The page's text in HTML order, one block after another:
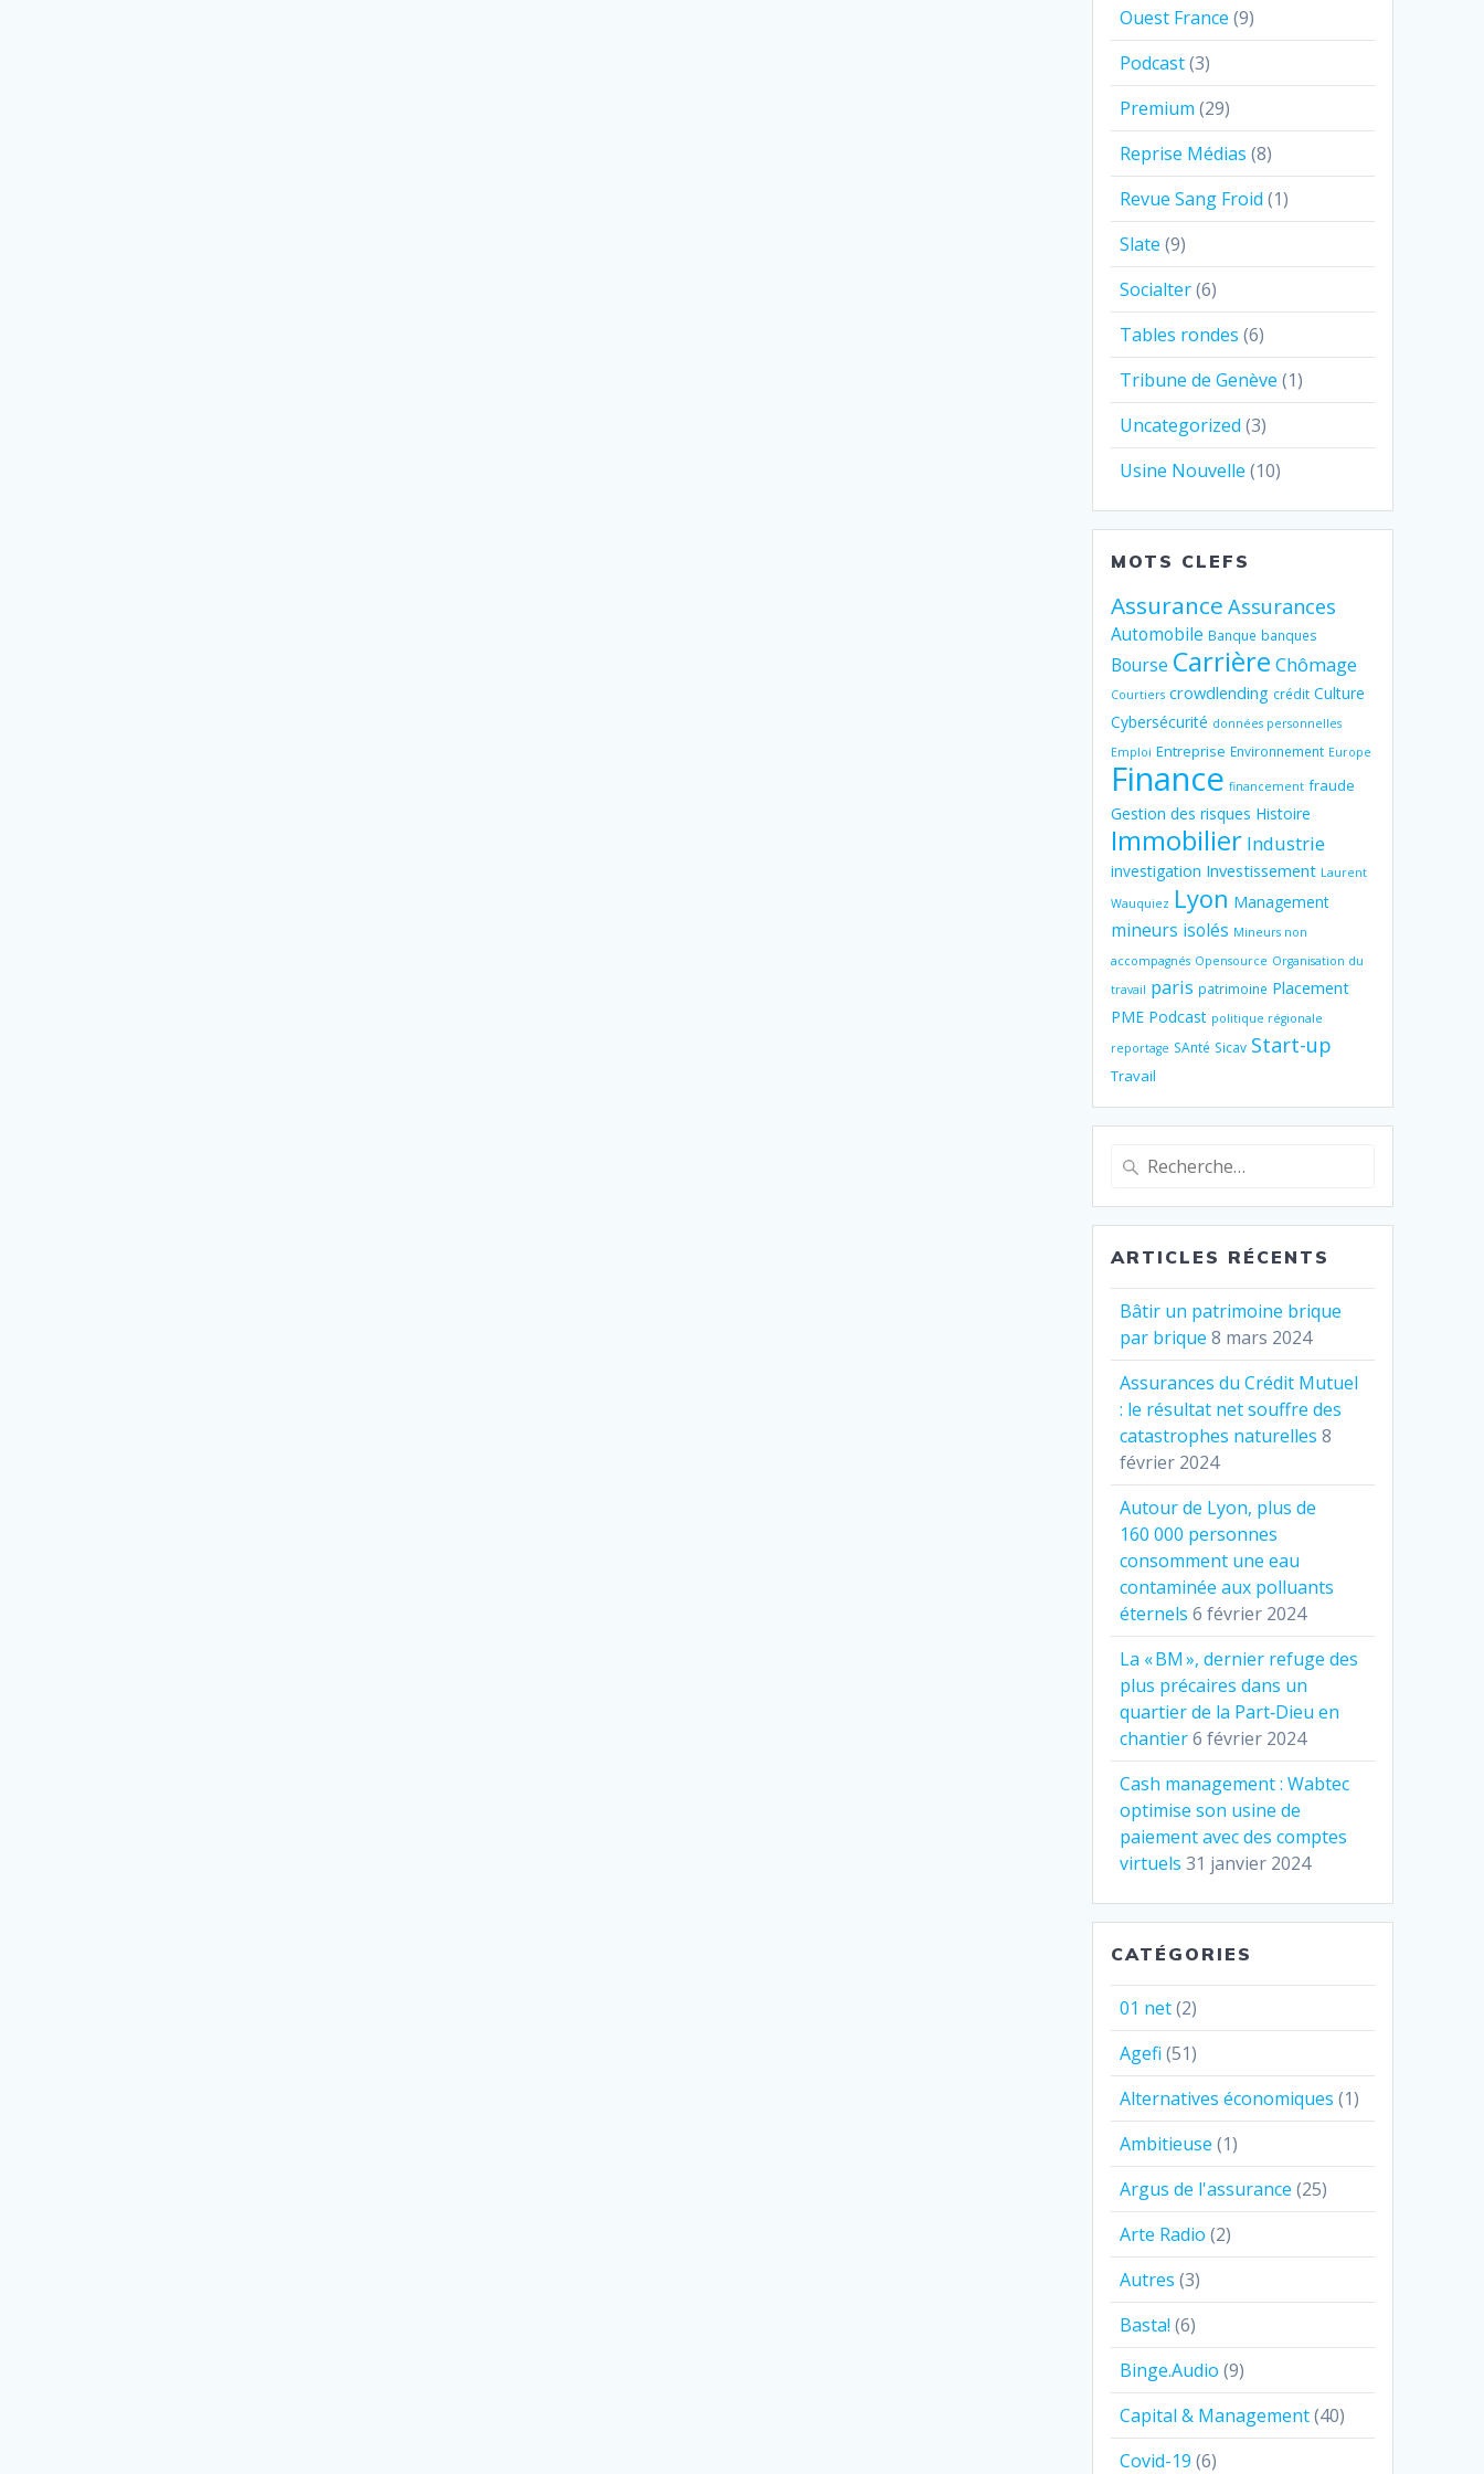
Ouest France (9)
Podcast(3)
Premium (29)
Reprise Médias (8)
Revue Sang Froid (1)
Slate (9)
Socialter(6)
Tables rondes (6)
Tribune de Genève (1)
Uncategorized (3)
Usine Nouvelle (10)
MOTS CLEFS
Assurance Assurances
Automobile Banque banques
Bourse Carrière Chômage
Courtiers crowdlending crédit Culture
Cybersécurité données personnelles
Emploi Entreprise Environnement Europe
Finance financement fraude
Gestion des risques Histoire
Immobilier Industrie
investigation Investissement Laurent
Wauquiez Lyon Management
mineurs isolés Mineurs non
accompagnés Opensource Organisation du
travail paris patrimoine Placement
PME Podcast politique régionale
reportage SAnté Sicav Start-up
Travail
Recherche
:
ARTICLES RÉCENTS
Bâtir un patrimoine brique
par brique 8 mars 2024
Assurances du Crédit Mutuel
: le résultat net souffre des
catastrophes naturelles 8
février 2024
Autour de Lyon, plus de
160 000 personnes
consomment une eau
contaminée aux polluants
éternels 6 février 2024
La « BM », dernier refuge des
plus précaires dans un
quartier de la Part‐Dieu en
chantier6 février 2024
Cash management : Wabtec
optimise son usine de
paiement avec des comptes
virtuels 31 janvier 2024
CATÉGORIES
01 net(2)
Agefi (51)
Alternatives économiques (1)
Ambitieuse (1)
Argus de l'assurance (25)
Arte Radio (2)
Autres (3)
Basta! (6)
Binge.Audio (9)
Capital & Management(40)
Covid-19 (6)